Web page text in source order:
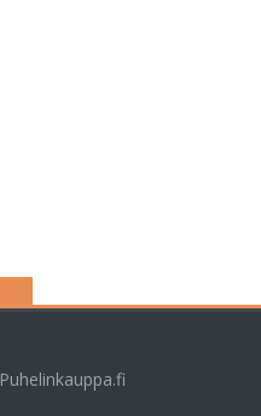
Puhelinkauppa.fi